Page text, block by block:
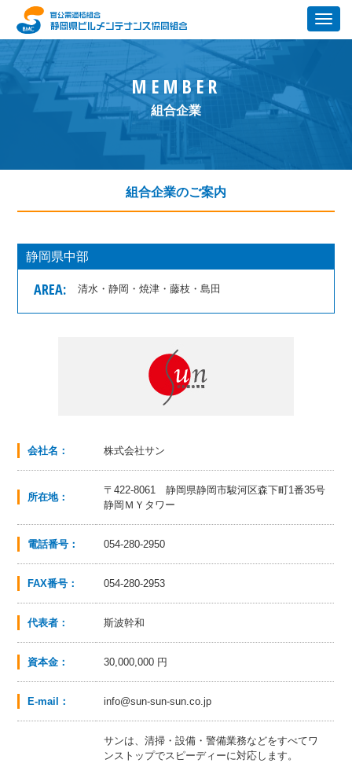
MEMBER
組合企業
組合企業のご案内
静岡県中部
AREA: 清水・静岡・焼津・藤枝・島田
会社名： 株式会社サン
所在地：
〒422-8061 静岡県静岡市駿河区森下町1番35号
静岡ＭＹタワー
電話番号： 054-280-2950
FAX番号： 054-280-2953
代表者： 斯波幹和
資本金： 30,000,000 円
E-mail： info@sun-sun-sun.co.jp
サンは、清掃・設備・警備業務などをすべてワ
ンストップでスピーディーに対応します。